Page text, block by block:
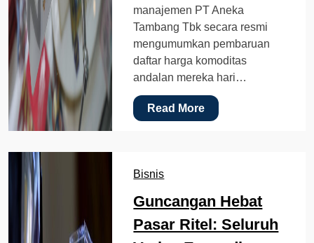
manajemen PT Aneka
Tambang Tbk secara resmi
mengumumkan pembaruan
daftar harga komoditas
andalan mereka hari…
Read More
Bisnis
Guncangan Hebat
Pasar Ritel: Seluruh